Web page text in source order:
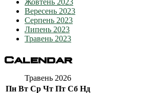
Жовтень 2023
Вересень 2023
Серпень 2023
Липень 2023
Травень 2023
Calendar
Травень 2026
Пн Вт Ср Чт Пт Сб Нд